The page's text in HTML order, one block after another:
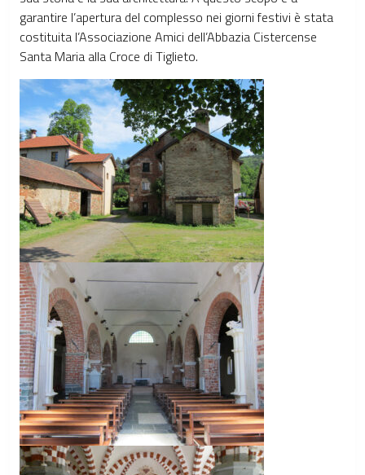
garantire l’apertura del complesso nei giorni festivi è stata
costituita l’Associazione Amici dell’Abbazia Cistercense
Santa Maria alla Croce di Tiglieto.